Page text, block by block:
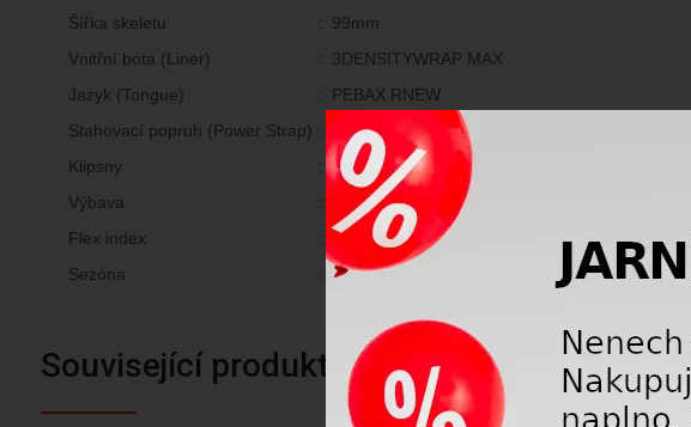
Šířka skeletu
:
99mm
Vnitřní bota (Liner)
:
3DENSITYWRAP MAX
Jazyk (Tongue)
:
PEBAX RNEW
Stahovací popruh (Power Strap) :
POWER BAND 50 mm
Klipsny
:
C23
Výbava
:
3Density Wrap Liners (3DW), PuRE,
Flex index
:
120
Sezóna
: 24/25
Související produkty